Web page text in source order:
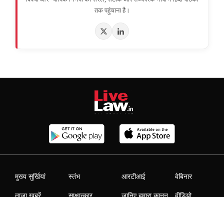
तक पहुंचाना है।
मुख्य सुर्खियां स्तंभ आरटीआई वेबिनार